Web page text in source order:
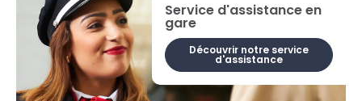
Service d'assistance en
gare
Découvrir notre service
d'assistance